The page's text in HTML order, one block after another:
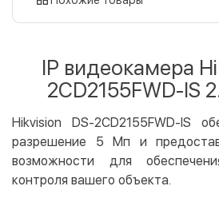
LiqPay
Apple Pay
Google Pay
Безналичный расчет
Оплата на карту юр.лица
IP видеокамера
2CD2155FWD-IS
Hikvision DS-2CD2155FWD-IS
разрешение 5 Мп и
возможности для
контроля вашего объекта.